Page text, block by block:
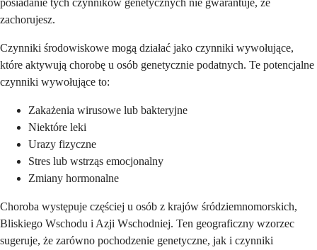
zachorujesz.
Czynniki środowiskowe mogą działać jako czynniki wywołujące,
które aktywują chorobę u osób genetycznie podatnych. Te potencjalne
czynniki wywołujące to:
Zakażenia wirusowe lub bakteryjne
Niektóre leki
Urazy fizyczne
Stres lub wstrząs emocjonalny
Zmiany hormonalne
Choroba występuje częściej u osób z krajów śródziemnomorskich,
Bliskiego Wschodu i Azji Wschodniej. Ten geograficzny wzorzec
sugeruje, że zarówno pochodzenie genetyczne, jak i czynniki